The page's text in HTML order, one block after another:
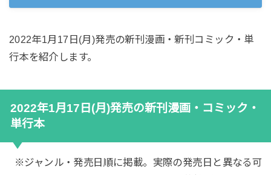
2022年1月17日(月)発売の新刊漫画・新刊コミック・単
行本を紹介します。
2022年1月17日(月)発売の新刊漫画・コミック・
単行本
※ジャンル・発売日順に掲載。実際の発売日と異なる可